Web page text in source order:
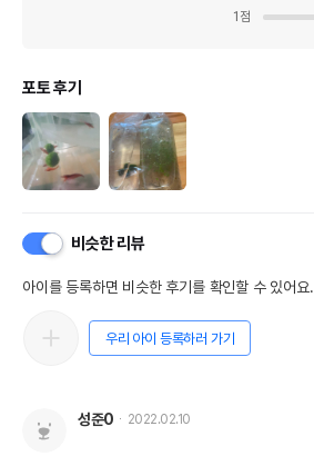
1 점
포토 후기
비슷한 리뷰
아이를 등록하면 비슷한 후기를 확인할 수 있어요.
우리 아이 등록하러 가기
성준0 2022.02.10